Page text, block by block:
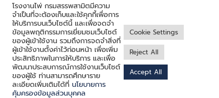
Copyright © 2021 Playing Card Factory, all rights reserved
Facebook
โรงงานไพ่ กรมสรรพสามิตมีความ
จำเป็นที่จะต้องเก็บและใช้คุกกี้เพื่อการ
ให้บริการบนเว็บไซต์นี้ และเพื่อจดจำ
ข้อมูลพฤติกรรมการเยี่ยมชมเว็บไซต์
ของผู้เข้าใช้งาน รวมถึงการจดจำสิ่งที่
ผู้เข้าใช้งานตั้งค่าไว้ก่อนหน้า เพื่อเพิ่ม
ประสิทธิภาพในการให้บริการ และเพื่อ
พัฒนาประสบการณ์การใช้งานเว็บไซต์
ของผู้ใช้ ท่านสามารถศึกษาราย
ละเอียดเพิ่มเติมได้ที่ นโยบายการ
คุ้มครองข้อมูลส่วนบุคคล
Cookie Settings
Reject All
Accept All